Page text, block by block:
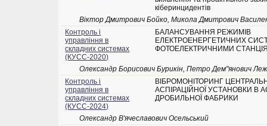
кіберинцидентів
Віктор Дмитрович Бойко, Микола Дмитрович
Контроль і
управління в
складних системах
(КУСС-2020)
БАЛАНСУВАННЯ РЕЖИМІВ
ЕЛЕКТРОЕНЕРГЕТИЧНИХ
ФОТОЕЛЕКТРИЧНИМИ
Олександр Борисович Бурикін, Петро Дем"янович
Контроль і
управління в
складних системах
(КУСС-2024)
ВІБРОМОНІТОРИНГ
АСПІРАЦІЙНОЇ УСТАНОВКИ В
ДРОБИЛЬНОЇ ФАБРИКИ
Олександр В'ячеславович Осельський